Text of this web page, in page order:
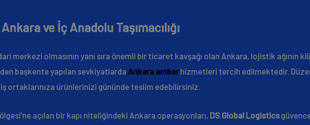
ve İç Anadolu Taşımacılığı
merkezi olmasının yanı sıra önemli bir ticaret kavşağı olan Ankara, lojistik ağının
başkente yapılan sevkiyatlarda Ankara ambarhizmetleri tercih edilmektedir.
ortaklarınıza ürünlerinizi gününde teslim edebilirsiniz.
açılan bir kapı niteliğindeki Ankara operasyonları, DS Global Logistics